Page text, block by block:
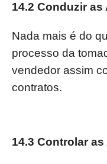
14.2 Conduzir
Nada mais é do
processo da
vendedor assim
contratos.
14.3 Controlar